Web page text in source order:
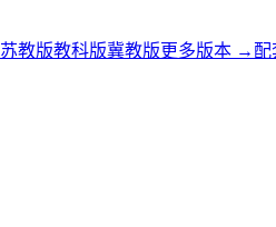
苏教版教科版冀教版更多版本 → 配